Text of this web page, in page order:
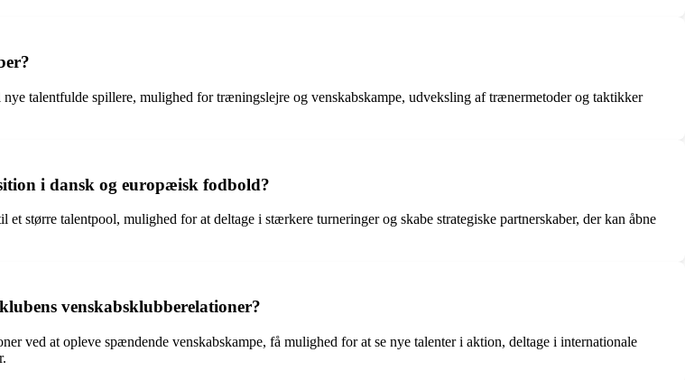
talentfulde spillere, mulighed for træningslejre og venskabskampe, udveksling af trænermetoder og taktikker
i dansk og europæisk fodbold?
større talentpool, mulighed for at deltage i stærkere turneringer og skabe strategiske partnerskaber, der kan åbne
venskabsklubberelationer?
ved at opleve spændende venskabskampe, få mulighed for at se nye talenter i aktion, deltage i internationale